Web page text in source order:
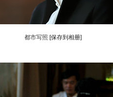
都市写照 [保存到相册]